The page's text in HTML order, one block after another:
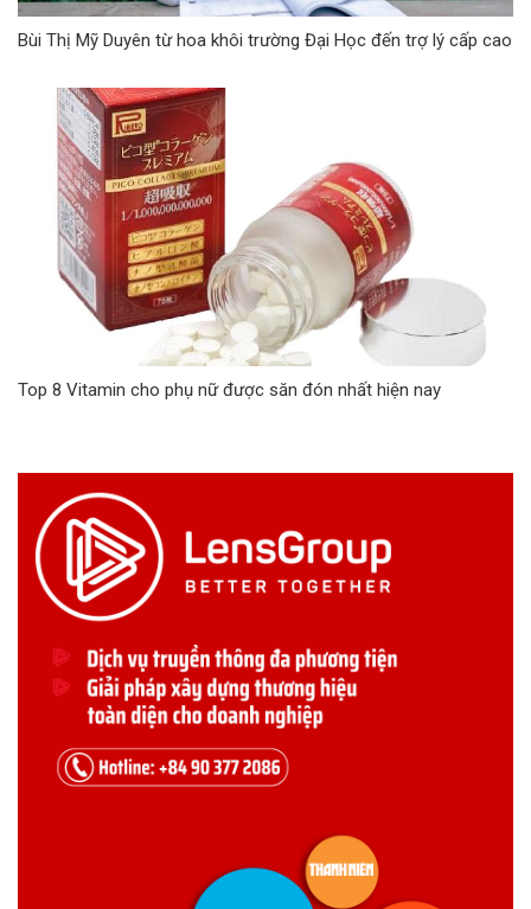
Bùi Thị Mỹ Duyên từ hoa khôi trường Đại Học đến trợ lý cấp cao
Top 8 Vitamin cho phụ nữ được săn đón nhất hiện nay